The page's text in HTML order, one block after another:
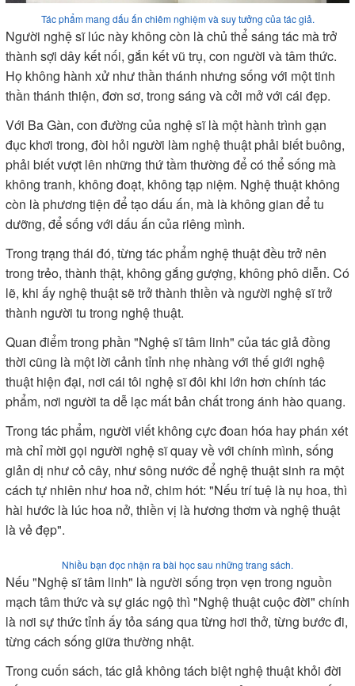
Tác phẩm mang dấu ấn chiêm nghiệm và suy tưởng của tác giả.
Người nghệ sĩ lúc này không còn là chủ thể sáng tác mà trở
thành sợi dây kết nối, gắn kết vũ trụ, con người và tâm thức.
Họ không hành xử như thần thánh nhưng sống với một tinh
thần thánh thiện, đơn sơ, trong sáng và cởi mở với cái đẹp.
Với Ba Gàn, con đường của nghệ sĩ là một hành trình gạn
đục khơi trong, đòi hỏi người làm nghệ thuật phải biết buông,
phải biết vượt lên những thứ tầm thường để có thể sống mà
không tranh, không đoạt, không tạp niệm. Nghệ thuật không
còn là phương tiện để tạo dấu ấn, mà là không gian để tu
dưỡng, để sống với dấu ấn của riêng mình.
Trong trạng thái đó, từng tác phẩm nghệ thuật đều trở nên
trong trẻo, thành thật, không gắng gượng, không phô diễn. Có
lẽ, khi ấy nghệ thuật sẽ trở thành thiền và người nghệ sĩ trở
thành người tu trong nghệ thuật.
Quan điểm trong phần "Nghệ sĩ tâm linh" của tác giả đồng
thời cũng là một lời cảnh tỉnh nhẹ nhàng với thế giới nghệ
thuật hiện đại, nơi cái tôi nghệ sĩ đôi khi lớn hơn chính tác
phẩm, nơi người ta dễ lạc mất bản chất trong ánh hào quang.
Trong tác phẩm, người viết không cực đoan hóa hay phán xét
mà chỉ mời gọi người nghệ sĩ quay về với chính mình, sống
giản dị như cỏ cây, như sông nước để nghệ thuật sinh ra một
cách tự nhiên như hoa nở, chim hót: "Nếu trí tuệ là nụ hoa, thì
hài hước là lúc hoa nở, thiền vị là hương thơm và nghệ thuật
là vẻ đẹp".
Nhiều bạn đọc nhận ra bài học sau những trang sách.
Nếu "Nghệ sĩ tâm linh" là người sống trọn vẹn trong nguồn
mạch tâm thức và sự giác ngộ thì "Nghệ thuật cuộc đời" chính
là nơi sự thức tỉnh ấy tỏa sáng qua từng hơi thở, từng bước đi,
từng cách sống giữa thường nhật.
Trong cuốn sách, tác giả không tách biệt nghệ thuật khỏi đời